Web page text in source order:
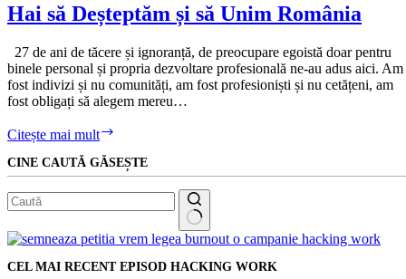
Hai să Deșteptăm și să Unim România
27 de ani de tăcere și ignoranță, de preocupare egoistă doar pentru
binele personal și propria dezvoltare profesională ne-au adus aici. Am
fost indivizi și nu comunități, am fost profesioniști și nu cetățeni, am
fost obligați să alegem mereu…
Citește mai mult
Deșteptăm
și
să
Unim
CINE CAUTĂ GĂSEȘTE
Niciun
CEL MAI RECENT EPISOD HACKING WORK